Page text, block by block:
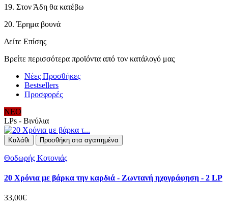
19. Στον Άδη θα κατέβω
20. Έρημα βουνά
Δείτε Επίσης
Βρείτε περισσότερα προϊόντα από τον κατάλογό μας
Νέες Προσθήκες
Bestsellers
Προσφορές
ΝΕΟ
LPs - Βινύλια
Καλάθι Προσθήκη στα αγαπημένα
Θοδωρής Κοτονιάς
20 Χρόνια με βάρκα την καρδιά - Ζωντανή ηχογράφηση - 2 LP
33,00€